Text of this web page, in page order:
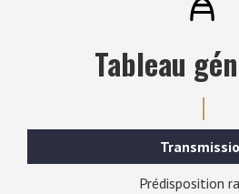
Tableau
Prédisposition